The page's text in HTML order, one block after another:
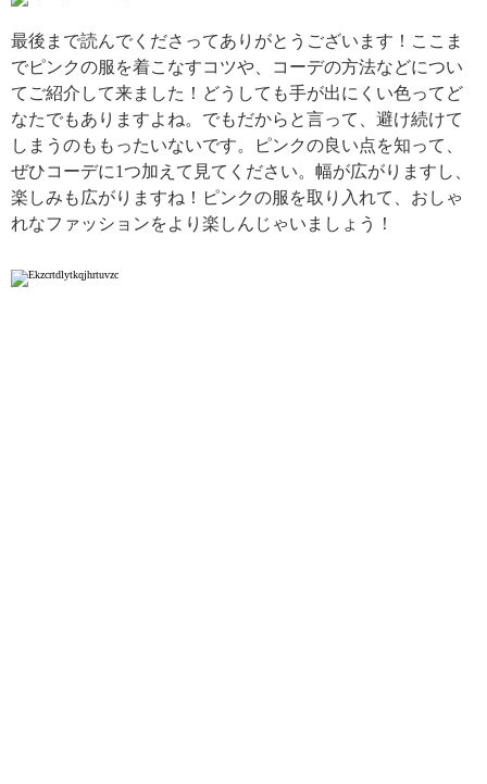
最後まで読んでくださってありがとうございます！ここま
でピンクの服を着こなすコツや、コーデの方法などについ
てご紹介して来ました！どうしても手が出にくい色ってど
なたでもありますよね。でもだからと言って、避け続けて
しまうのももったいないです。ピンクの良い点を知って、
ぜひコーデに1つ加えて見てください。幅が広がりますし、
楽しみも広がりますね！ピンクの服を取り入れて、おしゃ
れなファッションをより楽しんじゃいましょう！